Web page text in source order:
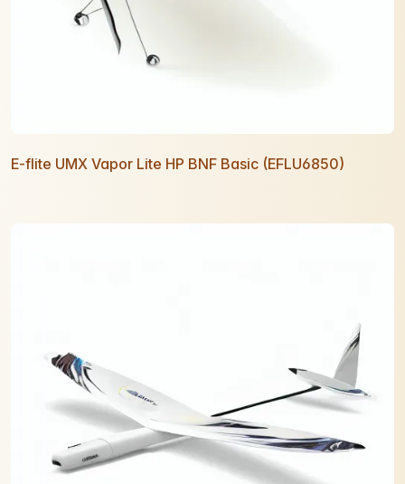
E-flite UMX Vapor Lite HP BNF Basic (EFLU6850)